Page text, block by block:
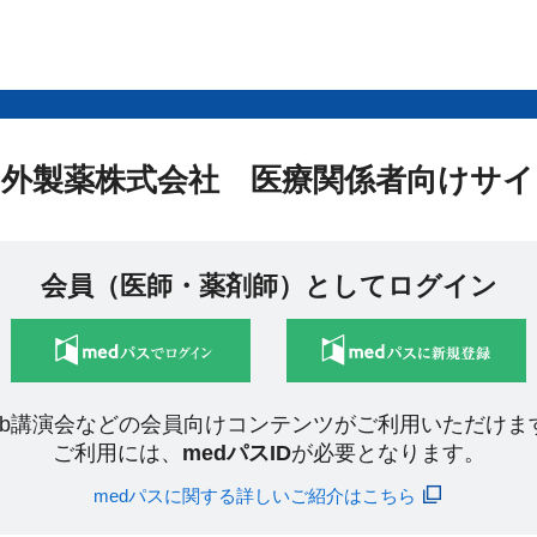
製薬株式会社 医療関係者向けサ
会員（医師・薬剤師）としてログイン
講演会などの会員向けコンテンツがご利用いただけま
ご利用には、 medパスIDが必要となります。
medパスに関する詳しいご紹介はこちら